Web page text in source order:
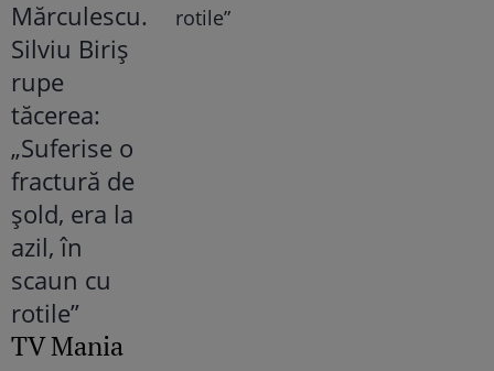
rotile”
TV Mania